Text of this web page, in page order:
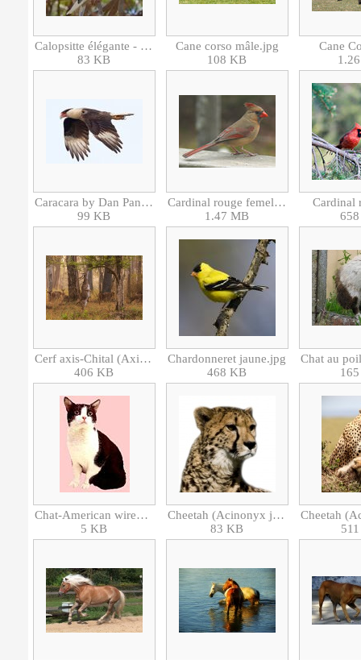
Calopsitte élégante - Cockatiel (Nymphicus hollandicus).jpg
83 KB
Cane corso mâle.jpg
108 KB
Cane
Caracara by Dan Pancamo.jpg
99 KB
Cardinal rouge femelle.jpg
1.47 MB
Cardinal
Cerf axis-Chital (Axis axis).jpg
406 KB
Chardonneret jaune.jpg
468 KB
Chat au
Chat-American wirehair.jpg
5 KB
Cheetah (Acinonyx jubatus)-isolated.jpg
83 KB